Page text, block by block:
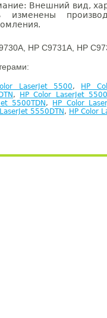
Внешний вид,
изменены
HP C9731A, HP
LaserJet 5500,
HP
,
HP Color LaserJet
5500TDN ,
HP Color
5550DTN , HP Color